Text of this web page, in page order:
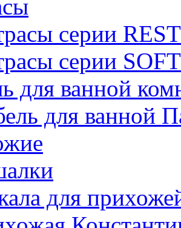
серии REST
серии SOFT
для ванной
для ванной
для